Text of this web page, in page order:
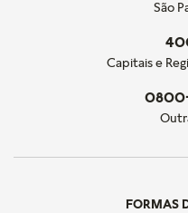
São
Capitais e
FORMAS